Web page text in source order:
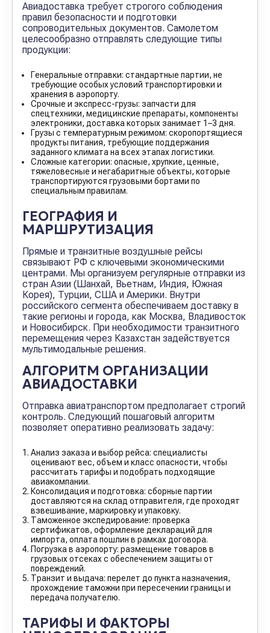
Авиадоставка требует строгого соблюдения
правил безопасности и подготовки
сопроводительных документов. Самолетом
целесообразно отправлять следующие типы
продукции:
Генеральные отправки: стандартные партии, не
требующие особых условий транспортировки и
хранения в аэропорту.
Срочные и экспресс-грузы: запчасти для
спецтехники, медицинские препараты, компоненты
электроники, доставка которых занимает 1–3 дня.
Грузы с температурным режимом: скоропортящиеся
продукты питания, требующие поддержания
заданного климата на всех этапах логистики.
Сложные категории: опасные, хрупкие, ценные,
тяжеловесные и негабаритные объекты, которые
транспортируются грузовыми бортами по
специальным правилам.
ГЕОГРАФИЯ И
МАРШРУТИЗАЦИЯ
Прямые и транзитные воздушные рейсы
связывают РФ с ключевыми экономическими
центрами. Мы организуем регулярные отправки из
стран Азии (Шанхай, Вьетнам, Индия, Южная
Корея), Турции, США и Америки. Внутри
российского сегмента обеспечиваем доставку в
такие регионы и города, как Москва, Владивосток
и Новосибирск. При необходимости транзитного
перемещения через Казахстан задействуется
мультимодальные решения.
АЛГОРИТМ ОРГАНИЗАЦИИ
АВИАДОСТАВКИ
Отправка авиатранспортом предполагает строгий
контроль. Следующий пошаговый алгоритм
позволяет оперативно реализовать задачу:
Анализ заказа и выбор рейса: специалисты
оценивают вес, объем и класс опасности, чтобы
рассчитать тарифы и подобрать подходящие
авиакомпании.
Консолидация и подготовка: сборные партии
доставляются на склад отправителя, где проходят
взвешивание, маркировку и упаковку.
Таможенное экспедирование: проверка
сертификатов, оформление деклараций для
импорта, оплата пошлин в рамках договора.
Погрузка в аэропорту: размещение товаров в
грузовых отсеках с обеспечением защиты от
повреждений.
Транзит и выдача: перелет до пункта назначения,
прохождение таможни при пересечении границы и
передача получателю.
ТАРИФЫ И ФАКТОРЫ